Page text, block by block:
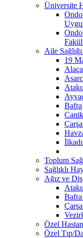
Üniversite
Aile
19
Bafra
Canik
Toplum
Sağlıklı
Ağız ve
Bafra
Özel
Özel Tıp/